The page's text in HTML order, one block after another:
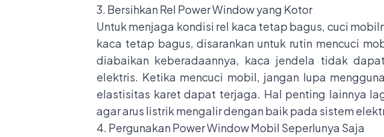
3. Bersihkan Rel Power Window yang Kotor
Untuk menjaga kondisi rel kaca tetap bagus, cuci
kaca tetap bagus, disarankan untuk rutin mencuci
diabaikan keberadaannya, kaca jendela tidak
elektris. Ketika mencuci mobil, jangan lupa
elastisitas karet dapat terjaga. Hal penting lainnya
agar arus listrik mengalir dengan baik pada sistem
4. Pergunakan Power Window Mobil Seperlunya Saja